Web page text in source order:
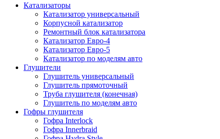
Катализаторы
Катализатор универсальный
Корпусной катализатор
Ремонтный блок катализатора
Катализатор Евро-4
Катализатор Евро-5
Катализатор по моделям авто
Глушители
Глушитель универсальный
Глушитель прямоточный
Труба глушителя (конечная)
Глушитель по моделям авто
Гофры глушителя
Гофра Interlock
Гофра Innerbraid